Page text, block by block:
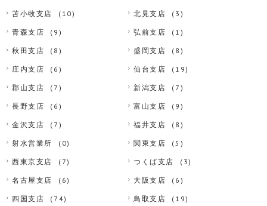
苫小牧支店 (10) 北見支店 (3)
青森支店 (9) 弘前支店 (1)
秋田支店 (8) 盛岡支店 (8)
庄内支店 (6) 仙台支店 (19)
郡山支店 (7) 新潟支店 (7)
長野支店 (6) 富山支店 (9)
金沢支店 (7) 福井支店 (8)
射水営業所 (0) 関東支店 (5)
西東京支店 (7) つくば支店 (3)
名古屋支店 (6) 大阪支店 (6)
四国支店 (74) 鳥取支店 (19)